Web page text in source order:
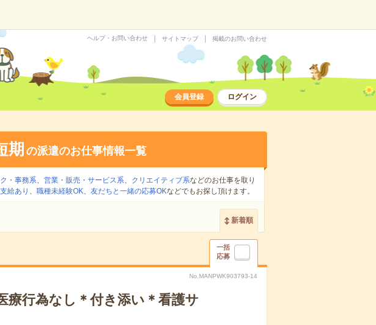
ヘルプ・お問い合わせ サイトマップ 掲載のお問い合わせ
会員登録 ログイン
期 の派遣のお仕事情報一覧
・事務系、 営業・販売・サービス系、 クリエイティブ系などのお仕事を取り
給あり 、 職種未経験OK、 友だちと一緒の応募OKなどでもお探し頂けます。
新着順
一括
応募
No.MANPWK903793-14
療行為なし＊付き添い＊看護サ